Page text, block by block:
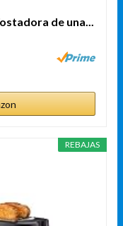
de una...
REBAJAS